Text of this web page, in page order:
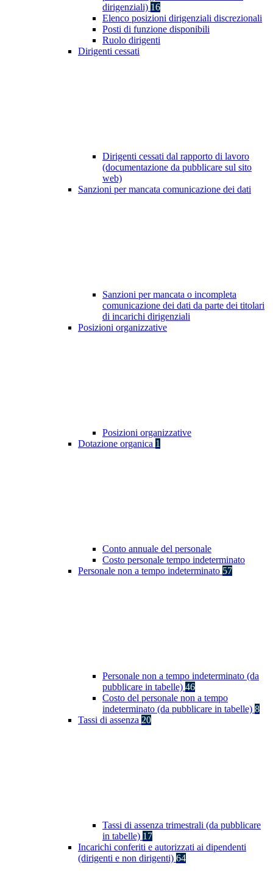
dirigenziali) 16
Elenco posizioni dirigenziali discrezionali
Posti di funzione disponibili
Ruolo dirigenti
Dirigenti cessati
Dirigenti cessati dal rapporto di lavoro
(documentazione da pubblicare sul sito
web)
Sanzioni per mancata comunicazione dei dati
Sanzioni per mancata o incompleta
comunicazione dei dati da parte dei titolari
di incarichi dirigenziali
Posizioni organizzative
Posizioni organizzative
Dotazione organica 1
Conto annuale del personale
Costo personale tempo indeterminato
Personale non a tempo indeterminato 57
Personale non a tempo indeterminato (da
pubblicare in tabelle) 46
Costo del personale non a tempo
indeterminato (da pubblicare in tabelle) 8
Tassi di assenza 20
Tassi di assenza trimestrali (da pubblicare
in tabelle) 17
Incarichi conferiti e autorizzati ai dipendenti
(dirigenti e non dirigenti) 64